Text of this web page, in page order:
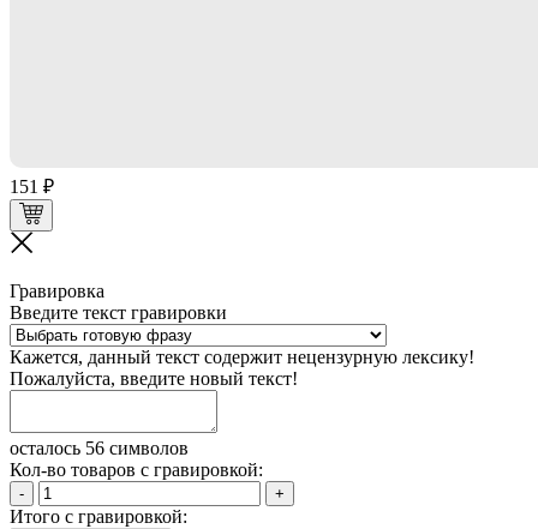
151 ₽
Гравировка
Введите текст гравировки
Кажется, данный текст содержит нецензурную лексику!
Пожалуйста, введите новый текст!
осталось 56 символов
Кол-во товаров с гравировкой:
- +
Итого с гравировкой: